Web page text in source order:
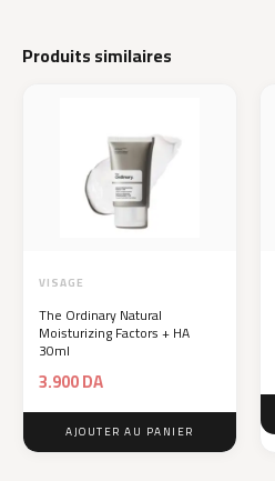
Produits similaires
VISAGE
The Ordinary Natural
Moisturizing Factors + HA
30ml
3.900DA
AJOUTER AU PANIER